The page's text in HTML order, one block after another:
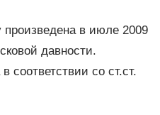
произведена в июле 2009
давности.
соответствии со ст.ст.